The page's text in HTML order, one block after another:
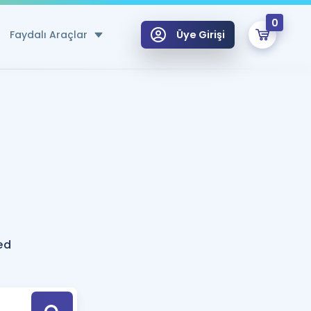
Faydalı Araçlar
Hesaplama Aracı
için Öneriler
Tek Takvimde
Üye Girişi
0